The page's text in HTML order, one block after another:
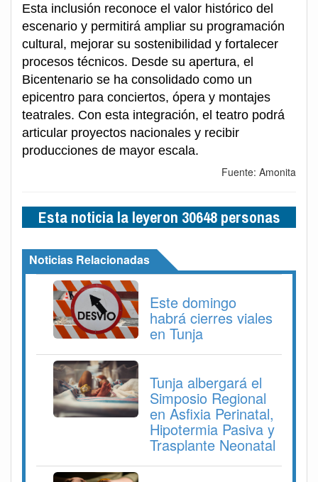
Esta inclusión reconoce el valor histórico del
escenario y permitirá ampliar su programación
cultural, mejorar su sostenibilidad y fortalecer
procesos técnicos. Desde su apertura, el
Bicentenario se ha consolidado como un
epicentro para conciertos, ópera y montajes
teatrales. Con esta integración, el teatro podrá
articular proyectos nacionales y recibir
producciones de mayor escala.
Fuente: Amonita
Esta noticia la leyeron 30648 personas
Noticias Relacionadas
Este domingo
habrá cierres viales
en Tunja
Tunja albergará el
Simposio Regional
en Asfixia Perinatal,
Hipotermia Pasiva y
Trasplante Neonatal